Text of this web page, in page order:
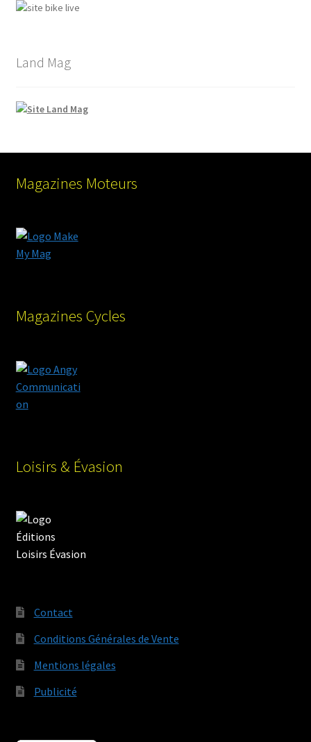
Land Mag
Magazines Moteurs
Magazines Cycles
Loisirs & Évasion
Contact
Conditions Générales de Vente
Mentions légales
Publicité